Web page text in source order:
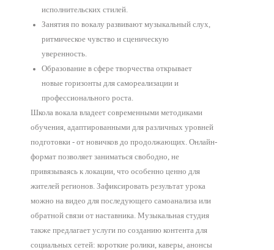
исполнительских стилей.
Занятия по вокалу развивают музыкальный слух,
ритмическое чувство и сценическую
уверенность.
Образование в сфере творчества открывает
новые горизонты для самореализации и
профессионального роста.
Школа вокала владеет современными методиками
обучения, адаптированными для различных уровней
подготовки - от новичков до продолжающих. Онлайн-
формат позволяет заниматься свободно, не
привязываясь к локации, что особенно ценно для
жителей регионов. Зафиксировать результат урока
можно на видео для последующего самоанализа или
обратной связи от наставника. Музыкальная студия
также предлагает услуги по созданию контента для
социальных сетей: короткие ролики, каверы, анонсы